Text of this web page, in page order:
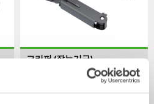
그리퍼 (잡는기구)
2-33톤